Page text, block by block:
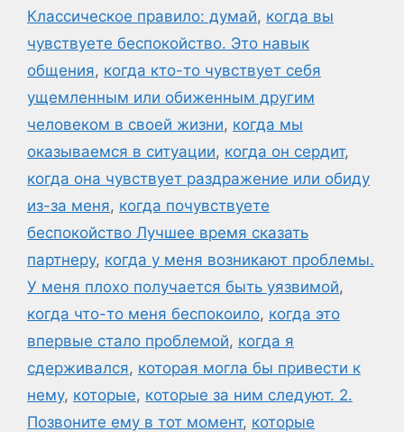
Классическое правило: думай, когда вы
чувствуете беспокойство. Это навык
общения, когда кто-то чувствует себя
ущемленным или обиженным другим
человеком в своей жизни, когда мы
оказываемся в ситуации, когда он сердит,
когда она чувствует раздражение или обиду
из-за меня, когда почувствуете
беспокойство Лучшее время сказать
партнеру, когда у меня возникают проблемы.
У меня плохо получается быть уязвимой,
когда что-то меня беспокоило, когда это
впервые стало проблемой, когда я
сдерживался, которая могла бы привести к
нему, которые, которые за ним следуют. 2.
Позвоните ему в тот момент, которые